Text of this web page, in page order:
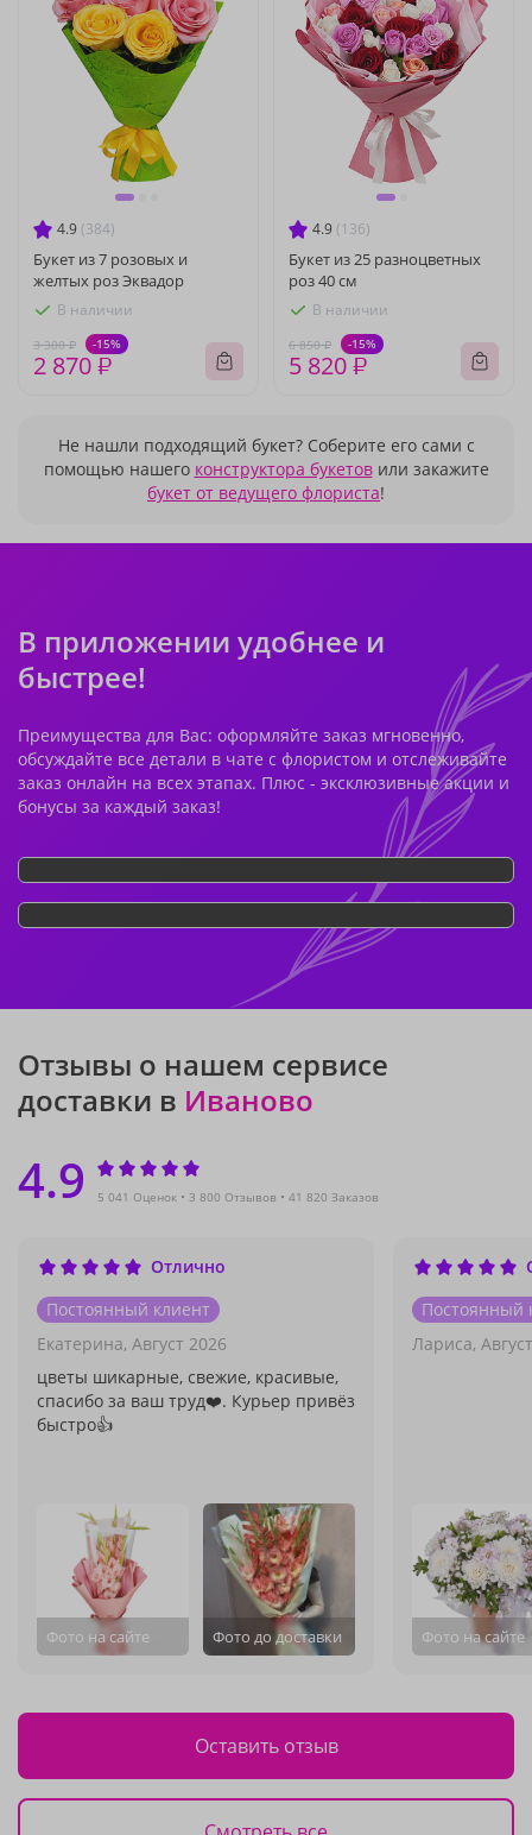
4.9 (384)
Букет из 7 розовых и
желтых роз Эквадор
В наличии
3 380 ₽ -15%
2 870 ₽
4.9 (136)
Букет из 25 разноцветных
роз 40 см
В наличии
6 850 ₽ -15%
5 820 ₽
Не нашли подходящий букет? Соберите его сами с
помощью нашего конструктора букетовили закажите
букет от ведущего флориста!
В приложении удобнее и
быстрее!
Преимущества для Вас: оформляйте заказ мгновенно,
обсуждайте все детали в чате с флористом и отслеживайте
заказ онлайн на всех этапах. Плюс - эксклюзивные акции и
бонусы за каждый заказ!
Отзывы о нашем сервисе
доставки в Иваново
4.9 5 041 Оценок 3 800 Отзывов 41 820 Заказов
Отлично
Постоянный клиент
Екатерина, Август 2026
цветы шикарные, свежие, красивые,
спасибо за ваш труд❤️. Курьер привёз
быстро👍
Фото на сайте Фото до доставки
Постоянный
Лариса,
Фото на сайте
Оставить отзыв